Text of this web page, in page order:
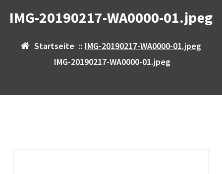
IMG-20190217-WA0000-01.jpeg
Startseite :: IMG-20190217-WA0000-01.jpeg
IMG-20190217-WA0000-01.jpeg